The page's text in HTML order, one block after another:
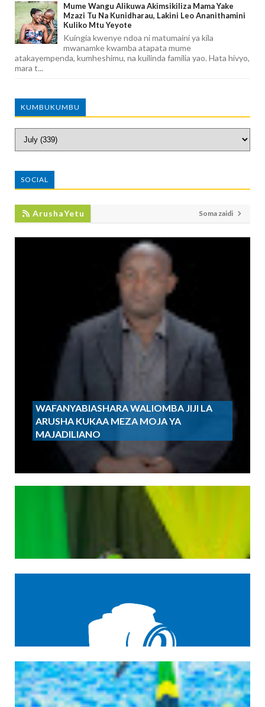
Mume Wangu Alikuwa Akimsikiliza Mama Yake
Mzazi Tu Na Kunidharau, Lakini Leo Ananithamini
Kuliko Mtu Yeyote
Kuingia kwenye ndoa ni matumaini ya kila
mwanamke kwamba atapata mume
atakayempenda, kumheshimu, na kuilinda familia yao. Hata hivyo,
mara t...
KUMBUKUMBU
SOCIAL
ArushaYetu Soma zaidi
WAFANYABIASHARA WALIOMBA JIJI LA
ARUSHA KUKAA MEZA MOJA YA
MAJADILIANO